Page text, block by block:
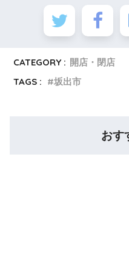
CATEGORY : 開店・閉店
TAGS :
坂出市
おす